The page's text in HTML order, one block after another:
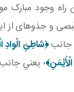
راه وجود
و جذوه­ای از
جانب﴿شاطِئِ الْوادِ
؛ يعني